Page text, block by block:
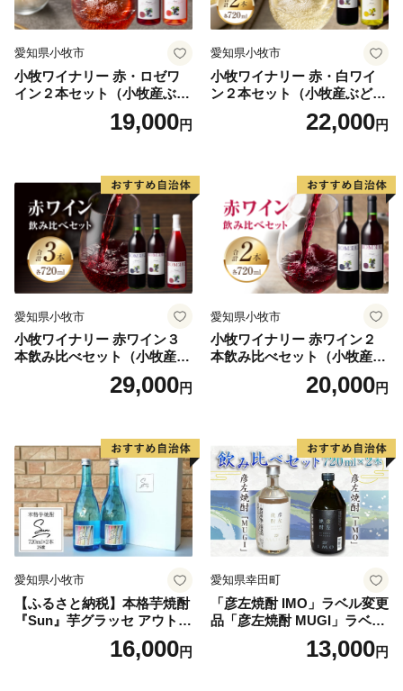
の取り組みに賛同していただける方々から寄附金を募
あるふるさとづくりを進めてまいります。
愛知県小牧市
小牧ワイナリー 赤・ロゼワ
イン２本セット（小牧産ぶど
19,000円
愛知県小牧市
小牧ワイナリー 赤・白ワイ
ン２本セット（小牧産ぶどう
22,000円
愛知県小牧市
小牧ワイナリー 赤ワイン３
本飲み比べセット（小牧産ぶ
どう100％使用）29,000円
愛知県小牧市
小牧ワイナリー 赤ワイン２
本飲み比べセット（小牧産ぶ
どう100％使用）20,000円
愛知県小牧市
【ふるさと納税】本格芋焼酎
『Sun』芋グラッセ アウトド
ア ソロキャンプ ベランピン
グ 巣ごもり 就労支援16,000円
愛知県幸田町
「彦左焼酎 IMO」ラベル変更
品「彦左焼酎 MUGI」ラベル
変更品 飲み比べ セット 合計
2本 720ml×各1本 25度 焼酎
13,000円